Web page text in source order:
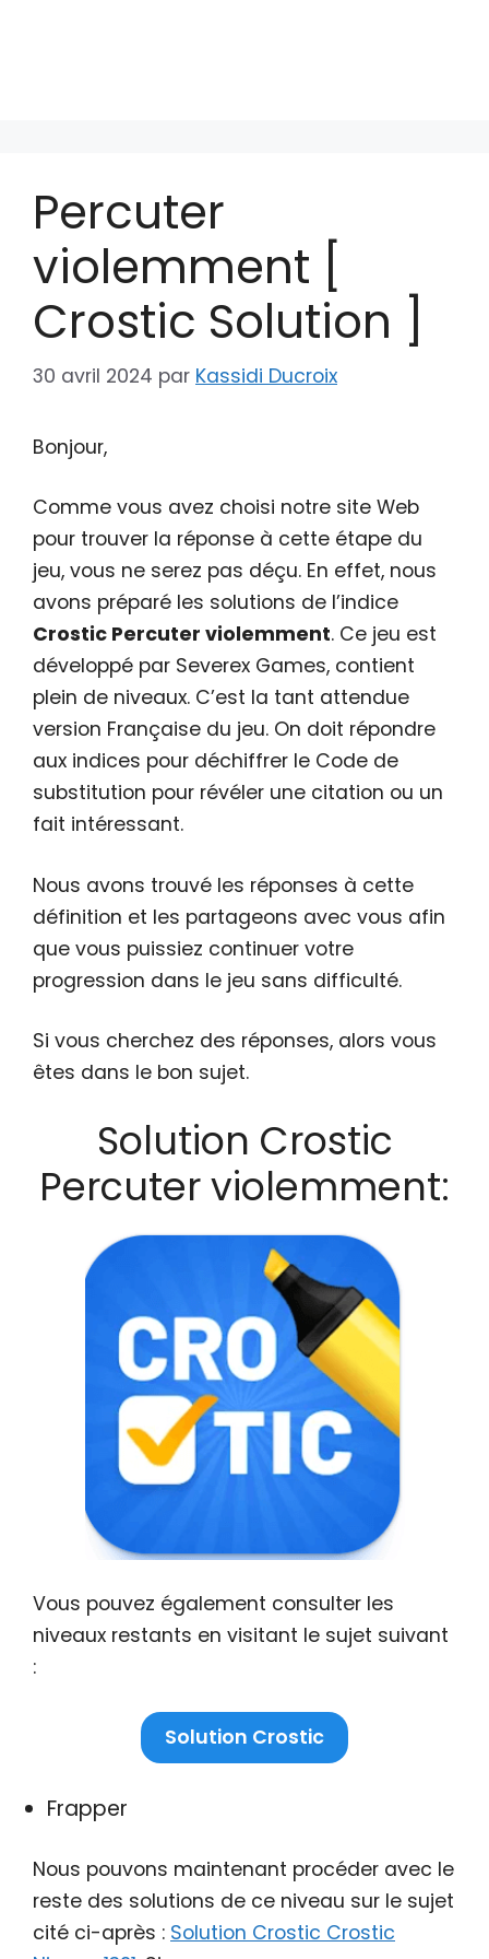
Percuter
violemment [
Crostic Solution ]
30 avril 2024 par Kassidi Ducroix
Bonjour,
Comme vous avez choisi notre site Web
pour trouver la réponse à cette étape du
jeu, vous ne serez pas déçu. En effet, nous
avons préparé les solutions de l’indice
Crostic Percuter violemment. Ce jeu est
développé par Severex Games, contient
plein de niveaux. C’est la tant attendue
version Française du jeu. On doit répondre
aux indices pour déchiffrer le Code de
substitution pour révéler une citation ou un
fait intéressant.
Nous avons trouvé les réponses à cette
définition et les partageons avec vous afin
que vous puissiez continuer votre
progression dans le jeu sans difficulté.
Si vous cherchez des réponses, alors vous
êtes dans le bon sujet.
Solution Crostic
Percuter violemment:
Vous pouvez également consulter les
niveaux restants en visitant le sujet suivant
:
Solution Crostic
Frapper
Nous pouvons maintenant procéder avec le
reste des solutions de ce niveau sur le sujet
cité ci-après : Solution Crostic Crostic